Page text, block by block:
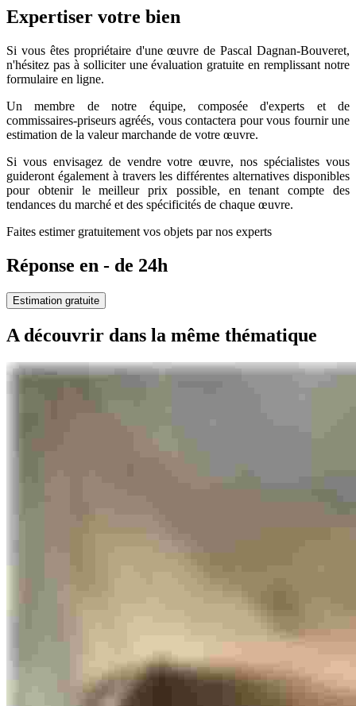
Expertiser votre bien
Si vous êtes propriétaire d'une œuvre de Pascal Dagnan-Bouveret,
n'hésitez pas à solliciter une évaluation gratuite en remplissant notre
formulaire en ligne.
Un membre de notre équipe, composée d'experts et de
commissaires-priseurs agréés, vous contactera pour vous fournir une
estimation de la valeur marchande de votre œuvre.
Si vous envisagez de vendre votre œuvre, nos spécialistes vous
guideront également à travers les différentes alternatives disponibles
pour obtenir le meilleur prix possible, en tenant compte des
tendances du marché et des spécificités de chaque œuvre.
Faites estimer gratuitement vos objets par nos experts
Réponse en - de 24h
Estimation gratuite
A découvrir dans la même thématique